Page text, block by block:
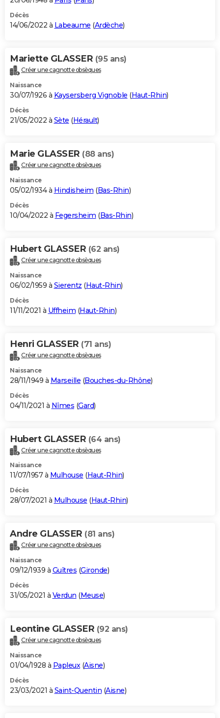
Décès
14/06/2022 à Labeaume (Ardèche)
Mariette GLASSER (95 ans)
Créer une cagnotte obsèques
Naissance
30/07/1926 à Kaysersberg Vignoble (Haut-Rhin)
Décès
21/05/2022 à Sète (Hérault)
Marie GLASSER (88 ans)
Créer une cagnotte obsèques
Naissance
05/02/1934 à Hindisheim (Bas-Rhin)
Décès
10/04/2022 à Fegersheim (Bas-Rhin)
Hubert GLASSER (62 ans)
Créer une cagnotte obsèques
Naissance
06/02/1959 à Sierentz (Haut-Rhin)
Décès
11/11/2021 à Uffheim (Haut-Rhin)
Henri GLASSER (71 ans)
Créer une cagnotte obsèques
Naissance
28/11/1949 à Marseille (Bouches-du-Rhône)
Décès
04/11/2021 à Nîmes (Gard)
Hubert GLASSER (64 ans)
Créer une cagnotte obsèques
Naissance
11/07/1957 à Mulhouse (Haut-Rhin)
Décès
28/07/2021 à Mulhouse (Haut-Rhin)
Andre GLASSER (81 ans)
Créer une cagnotte obsèques
Naissance
09/12/1939 à Guîtres (Gironde)
Décès
31/05/2021 à Verdun (Meuse)
Leontine GLASSER (92 ans)
Créer une cagnotte obsèques
Naissance
01/04/1928 à Papleux(Aisne)
Décès
23/03/2021 à Saint-Quentin (Aisne)